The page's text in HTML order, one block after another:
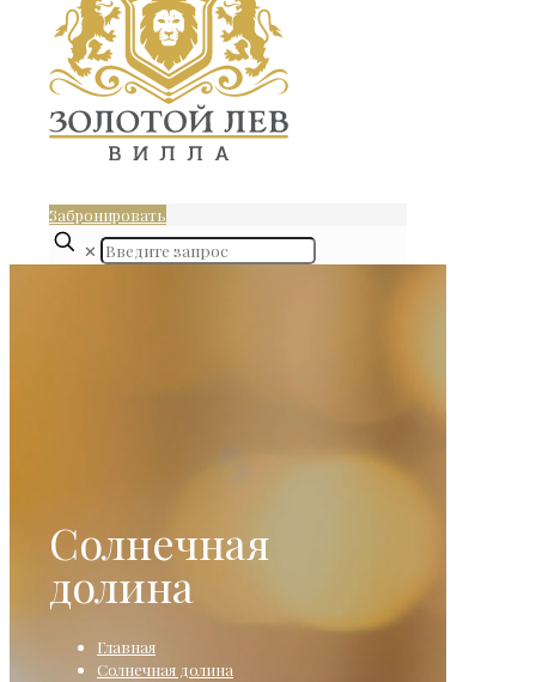
Забронировать
✕
Солнечная
долина
Главная
Солнечная долина